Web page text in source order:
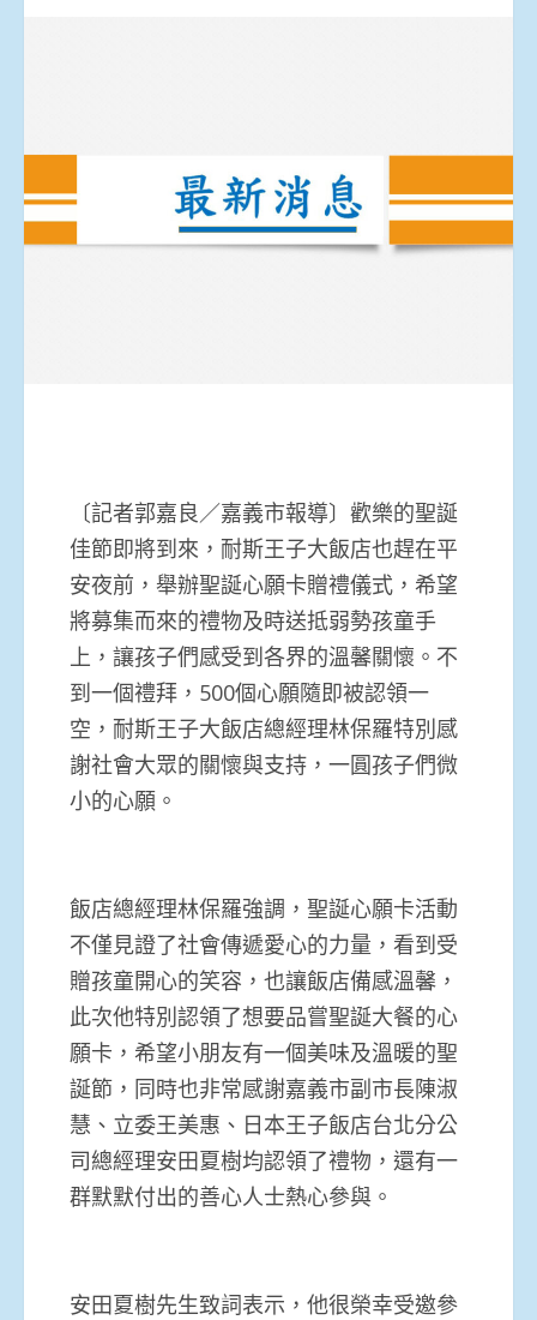
〔記者郭嘉良／嘉義市報導〕歡樂的聖誕
佳節即將到來，耐斯王子大飯店也趕在平
安夜前，舉辦聖誕心願卡贈禮儀式，希望
將募集而來的禮物及時送抵弱勢孩童手
上，讓孩子們感受到各界的溫馨關懷。不
到一個禮拜，500個心願隨即被認領一
空，耐斯王子大飯店總經理林保羅特別感
謝社會大眾的關懷與支持，一圓孩子們微
小的心願。
飯店總經理林保羅強調，聖誕心願卡活動
不僅見證了社會傳遞愛心的力量，看到受
贈孩童開心的笑容，也讓飯店備感溫馨，
此次他特別認領了想要品嘗聖誕大餐的心
願卡，希望小朋友有一個美味及溫暖的聖
誕節，同時也非常感謝嘉義市副市長陳淑
慧、立委王美惠、日本王子飯店台北分公
司總經理安田夏樹均認領了禮物，還有一
群默默付出的善心人士熱心參與。
安田夏樹先生致詞表示，他很榮幸受邀參